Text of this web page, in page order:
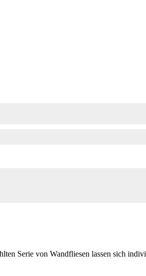
Serie von Wandfliesen lassen sich